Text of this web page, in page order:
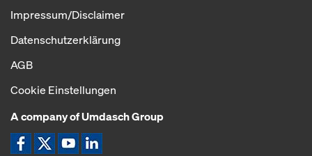
Impressum/Disclaimer
Datenschutzerklärung
AGB
Cookie Einstellungen
A company of Umdasch Group
Icon Facebook
Icon XIcon YouTube
Icon LinkedIn